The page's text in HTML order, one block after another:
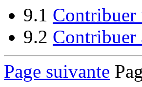
9.1 Contribuer
9.2 Contribuer
Page suivante